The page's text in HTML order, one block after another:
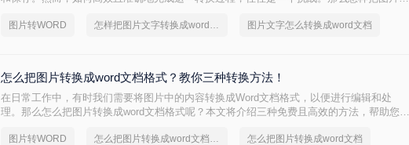
的转换。
图片转WORD 怎样把图片文字转换成word文档 图片文字怎么转换成word文档
怎么把图片转换成word文档格式？教你三种转换方法！
在日常工作中，有时我们需要将图片中的内容转换成Word文档格式，以便进行编辑和处
理。那么怎么把图片转换成word文档格式呢？本文将介绍三种免费且高效的方法，帮助您轻
图片转WORD 怎么把图片转换成word文档格式 怎么把图片转换成word文档